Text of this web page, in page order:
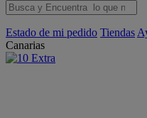
Estado de mi pedido Tiendas
Canarias